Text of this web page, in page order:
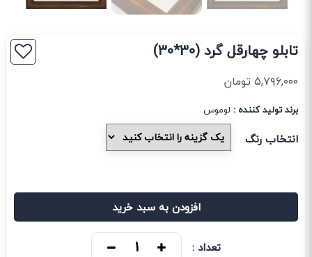
تابلو چهارقل گرد (30*30)
۵,۷۹۶,۰۰۰تومان
برند تولید کننده : لوموس
انتخاب رنگ
افزودن به سبد خرید
تعداد :